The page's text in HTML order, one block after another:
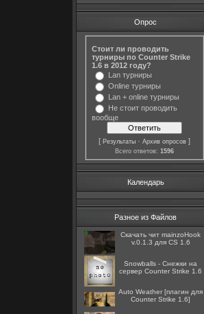
Опрос
Стоит ли проводить
турниры по Counter Strike
1.6 в 2012 году?
Lan турниры
Online турниры
Lan + online турниры
Не стоит проводить
вообще
[ Результаты · Архив опросов ]
Всего ответов: 1596
Календарь
Разное из Файлов
Скачать чит mainzoHook
v.0.1.3 для CS 1.6
Snowballs - Снежки на
сервер Counter Strike 1.6
Auto Weather [плагин для
Counter Strike 1.6]